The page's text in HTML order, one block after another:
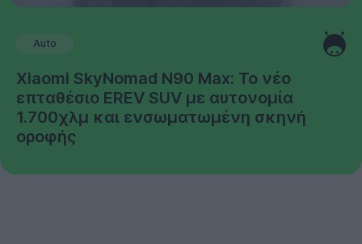
Auto
Xiaomi SkyNomad N90 Max: Το νέο
επταθέσιο EREV SUV με αυτονομία
1.700χλμ και ενσωματωμένη σκηνή
οροφής